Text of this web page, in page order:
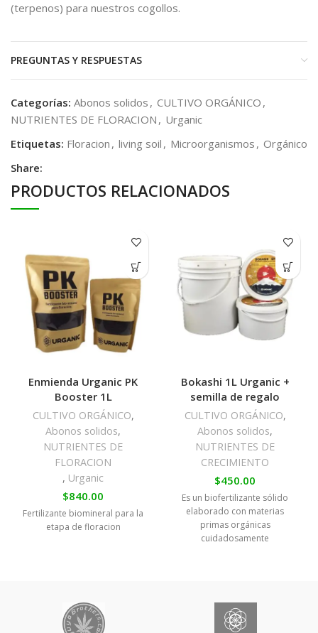
(terpenos) para nuestros cogollos.
PREGUNTAS Y RESPUESTAS
Categorías: Abonos solidos , CULTIVO ORGÁNICO ,
NUTRIENTES DE FLORACION , Urganic
Etiquetas: Floracion , living soil , Microorganismos , Orgánico
Share:
PRODUCTOS RELACIONADOS
Enmienda Urganic PK
Booster 1L
CULTIVO ORGÁNICO,
Abonos solidos,
NUTRIENTES DE
FLORACION
, Urganic
$840.00
Fertilizante biomineral para la
etapa de floracion
Bokashi 1L Urganic +
semilla de regalo
CULTIVO ORGÁNICO,
Abonos solidos,
NUTRIENTES DE
CRECIMIENTO
$450.00
Es un biofertilizante sólido
elaborado con materias
primas orgánicas
cuidadosamente